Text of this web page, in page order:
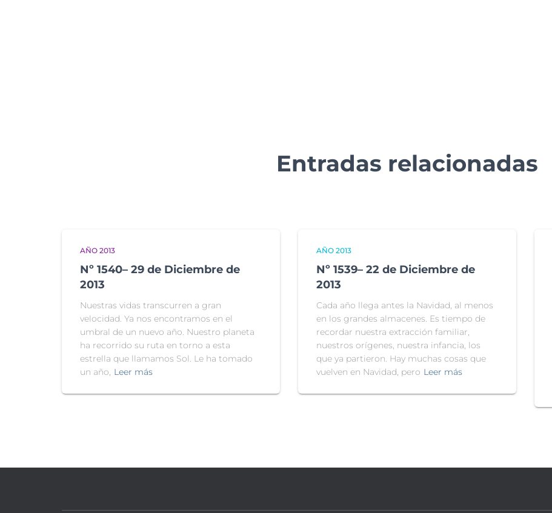
Entradas relacionadas
AÑO 2013
Nº 1540– 29 de Diciembre de
2013
Nuestras vidas transcurren a gran
velocidad. Ya nos encontramos en el
umbral de un nuevo año. Nuestro planeta
ha recorrido su ruta en torno a esta
estrella que llamamos Sol. Le ha tomado
un año, Leer más
AÑO 2013
Nº 1539– 22 de Diciembre de
2013
Cada año llega antes la Navidad, al menos
en los grandes almacenes. Es tiempo de
recordar nuestra extracción familiar,
nuestros orígenes, nuestra infancia, los
que ya partieron. Hay muchas cosas que
vuelven en Navidad, pero Leer más